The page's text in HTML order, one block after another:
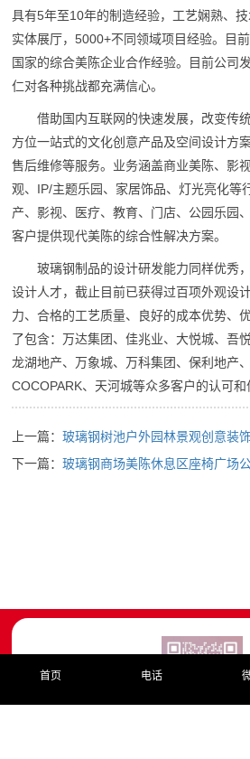
具有5年至10年的制造经验，工艺娴熟、
实体展厅，5000+不同领域项目经验。目
国家的综合美陈企业合作经验。目前公司
仁对各种挑战都充满信心。
借助国内互联网的快速发展，改变传
方位一站式的文化创意产品及空间设计方
售后维修等服务。业务涵盖商业美陈、影
观、IP/主题乐园、家居饰品、灯光亮化等
产、影视、医疗、教育、门店、公园乐园
客户提供现代美陈的综合性解决方案。
玻璃钢制品的设计研发能力同样优秀
设计人才，截止目前已获得过百项外观设
力、合格的工艺质量、良好的成本优势、
了包含：万达集团、佳兆业、大悦城、吾
龙湖地产、万象城、万科集团、保利地产
COCOPARK、天河城等众多客户的认可和
上一篇：玻璃钢树池户外园林景观创意装饰坐
下一篇：玻璃钢商场美陈休息区座椅广场公园
首页 电话